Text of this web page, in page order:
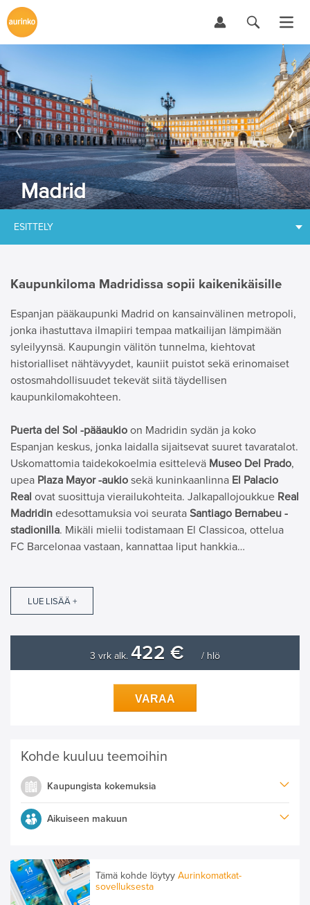
Madrid
ESITTELY
Kaupunkiloma Madridissa sopii kaikenikäisille
Espanjan pääkaupunki Madrid on kansainvälinen metropoli,
jonka ihastuttava ilmapiiri tempaa matkailijan lämpimään
syleilyynsä. Kaupungin välitön tunnelma, kiehtovat
historialliset nähtävyydet, kauniit puistot sekä erinomaiset
ostosmahdollisuudet tekevät siitä täydellisen
kaupunkilomakohteen.
Puerta del Sol -pääaukio on Madridin sydän ja koko
Espanjan keskus, jonka laidalla sijaitsevat suuret tavaratalot.
Uskomattomia taidekokoelmia esittelevä Museo Del Prado,
upea Plaza Mayor -aukio sekä kuninkaanlinna El Palacio
Real ovat suosittuja vierailukohteita. Jalkapallojoukkue Real
Madridin edesottamuksia voi seurata Santiago Bernabeu -
stadionilla. Mikäli mielii todistamaan El Classicoa, ottelua
FC Barcelonaa vastaan, kannattaa liput hankkia…
LUE LISÄÄ +
3 vrk alk.422 € / hlö
VARAA
Kohde kuuluu teemoihin
Kaupungista kokemuksia
Aikuiseen makuun
Tämä kohde löytyy Aurinkomatkat-
sovelluksesta